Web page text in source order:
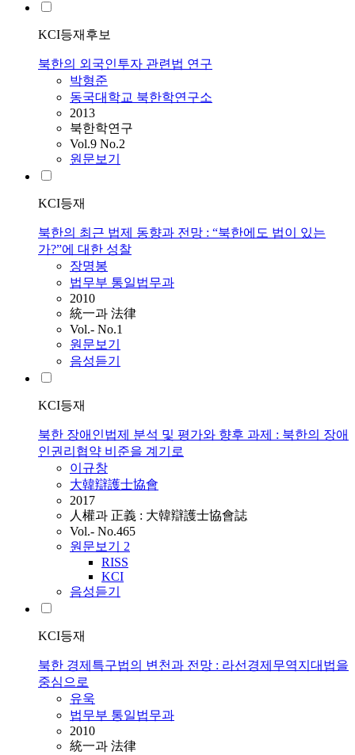
KCI등재후보
북한의 외국인투자 관련법 연구
박형준
동국대학교 북한학연구소
2013
북한학연구
Vol.9 No.2
원문보기
KCI등재
북한의 최근 법제 동향과 전망 : “북한에도 법이 있는
가?”에 대한 성찰
장명봉
법무부 통일법무과
2010
統一과 法律
Vol.- No.1
원문보기
음성듣기
KCI등재
북한 장애인법제 분석 및 평가와 향후 과제 : 북한의 장애
인권리협약 비준을 계기로
이규창
大韓辯護士協會
2017
人權과 正義 : 大韓辯護士協會誌
Vol.- No.465
원문보기 2
RISS
KCI
음성듣기
KCI등재
북한 경제특구법의 변천과 전망 : 라선경제무역지대법을
중심으로
유욱
법무부 통일법무과
2010
統一과 法律